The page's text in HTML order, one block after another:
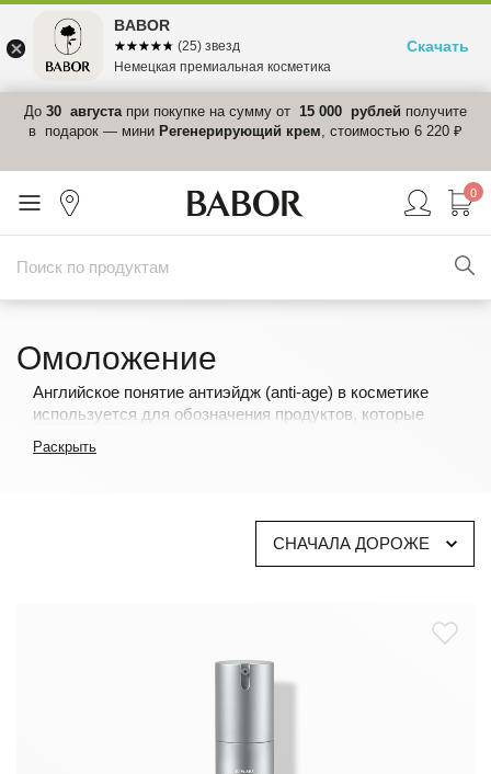
До 30 августапри покупке на сумму от 15 000 рублей получите
в подарок — мини Регенерирующий крем, стоимостью 6 220 ₽
0
Омоложение
Английское понятие антиэйдж (anti-age) в косметике
используется для обозначения продуктов, которые
обусловленные внешними факторами процессы старения
продукты для лица стимулируют процессы регенерации
и поставляют в кожу специальные активные
ингредиенты. Кроме того, уход против старения призван
эластичность, делают тон молодым и свежим.
Раскрыть
СНАЧАЛА ДОРОЖЕ
BABOR
☆☆☆☆☆
★★★★★ (25) звезд
Немецкая премиальная косметика
Скачать